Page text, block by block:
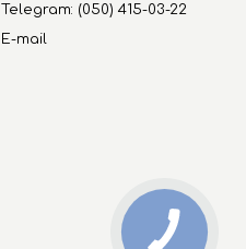
Telegram: (050) 415-03-22
E-mail